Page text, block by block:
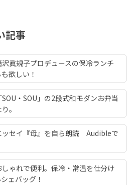
記事
沢眞規子プロデュースの保冷ランチ
欲しい！
SOU・SOU」の2段式和モダンお弁当
。
ッセイ『母』を自ら朗読 Audibleで
しゃれで便利。保冷・常温を仕分け
ェバッグ！